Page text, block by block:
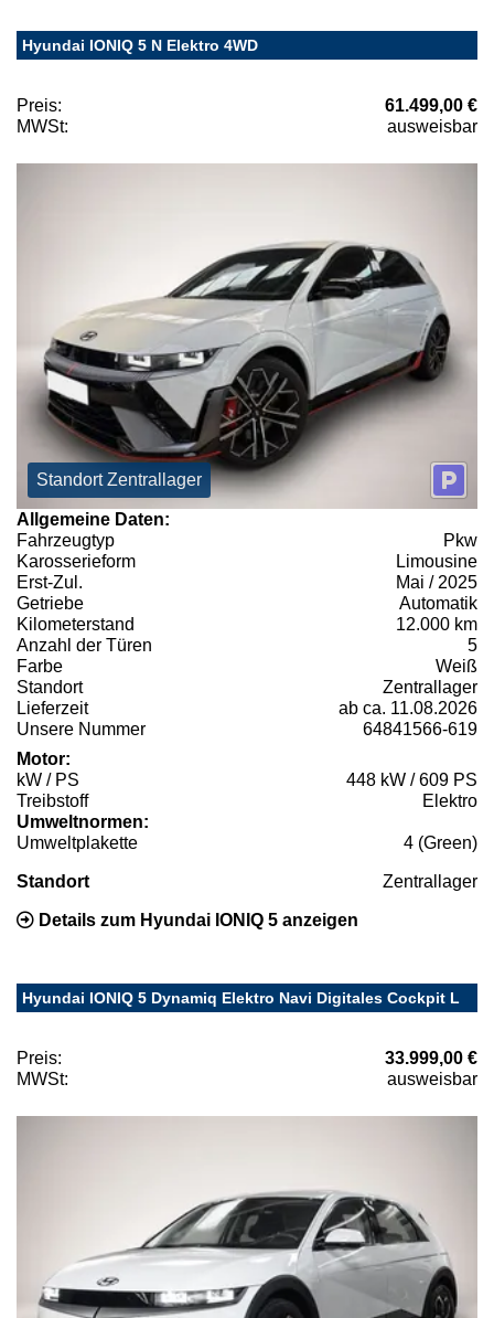
Hyundai IONIQ 5 N Elektro 4WD
Preis:
61.499,00 €
MWSt:
ausweisbar
Standort Zentrallager
Allgemeine Daten:
Fahrzeugtyp
Pkw
Karosserieform
Limousine
Erst-Zul.
Mai / 2025
Getriebe
Automatik
Kilometerstand
12.000 km
Anzahl der Türen
5
Farbe
Weiß
Standort
Zentrallager
Lieferzeit
ab ca. 11.08.2026
Unsere Nummer
64841566-619
Motor:
kW / PS
448 kW / 609 PS
Treibstoff
Elektro
Umweltnormen:
Umweltplakette
4 (Green)
Standort Zentrallager
Details zum Hyundai IONIQ 5 anzeigen
Hyundai IONIQ 5 Dynamiq Elektro Navi Digitales Cockpit L
Preis:
33.999,00 €
MWSt:
ausweisbar